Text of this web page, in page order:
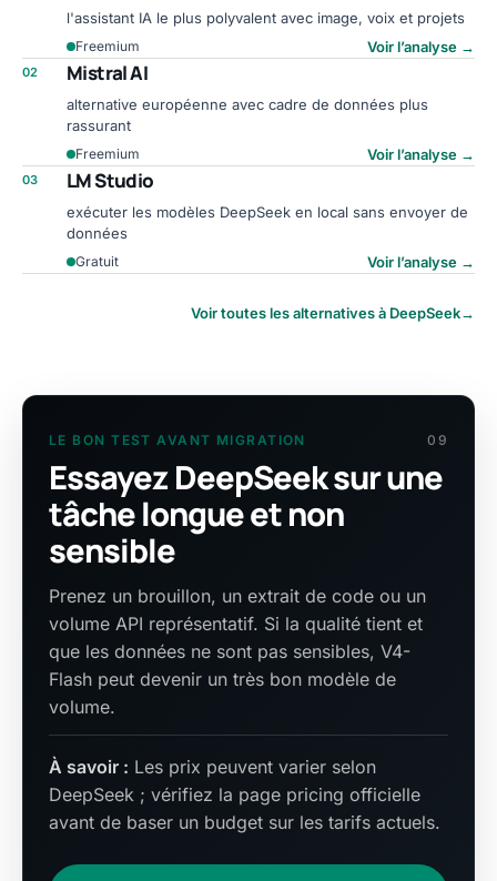
l'assistant IA le plus polyvalent avec image, voix et projets
Freemium Voir l’analyse →
02 Mistral AI
alternative européenne avec cadre de données plus
rassurant
Freemium Voir l’analyse →
03 LM Studio
exécuter les modèles DeepSeek en local sans envoyer de
données
Gratuit Voir l’analyse →
Voir toutes les alternatives à DeepSeek→
LE BON TEST AVANT MIGRATION 09
Essayez DeepSeek sur une
tâche longue et non
sensible
Prenez un brouillon, un extrait de code ou un
volume API représentatif. Si la qualité tient et
que les données ne sont pas sensibles, V4-
Flash peut devenir un très bon modèle de
volume.
À savoir : Les prix peuvent varier selon
DeepSeek ; vérifiez la page pricing officielle
avant de baser un budget sur les tarifs actuels.